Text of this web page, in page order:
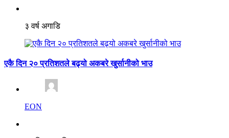
३ वर्ष अगाडि
एकै दिन २० प्रतिशतले बढ्यो अकबरे खुर्सानीको भाउ
EON